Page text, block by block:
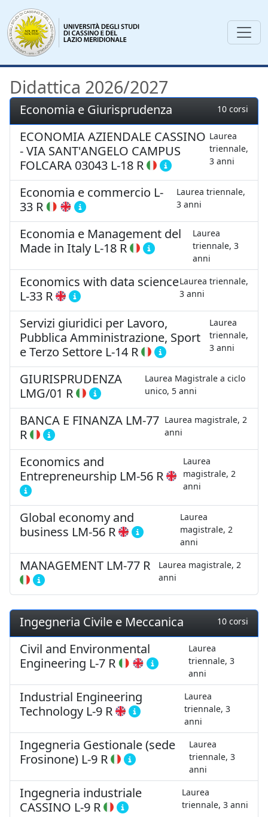
Didattica 2026/2027
Economia e Giurisprudenza 10 corsi
ECONOMIA AZIENDALE CASSINO
- VIA SANT'ANGELO CAMPUS
FOLCARA 03043 L-18 R
Laurea
triennale,
3 anni
Economia e commercio L-
33 R
Laurea triennale,
3 anni
Economia e Management del
Made in Italy L-18 R
Laurea
triennale, 3
anni
Economics with data science
L-33 R
Laurea triennale,
3 anni
Servizi giuridici per Lavoro,
Pubblica Amministrazione, Sport
e Terzo Settore L-14 R
Laurea
triennale,
3 anni
GIURISPRUDENZA
LMG/01 R
Laurea Magistrale a ciclo
unico, 5 anni
BANCA E FINANZA LM-77
R
Laurea magistrale, 2
anni
Economics and
Entrepreneurship LM-56 R
Laurea
magistrale, 2
anni
Global economy and
business LM-56 R
Laurea
magistrale, 2
anni
MANAGEMENT LM-77 R
Laurea magistrale, 2
anni
Ingegneria Civile e Meccanica 10 corsi
Civil and Environmental
Engineering L-7 R
Laurea
triennale, 3
anni
Industrial Engineering
Technology L-9 R
Laurea
triennale, 3
anni
Ingegneria Gestionale (sede
Frosinone) L-9 R
Laurea
triennale, 3
anni
Ingegneria industriale
CASSINO L-9 R
Laurea
triennale, 3 anni